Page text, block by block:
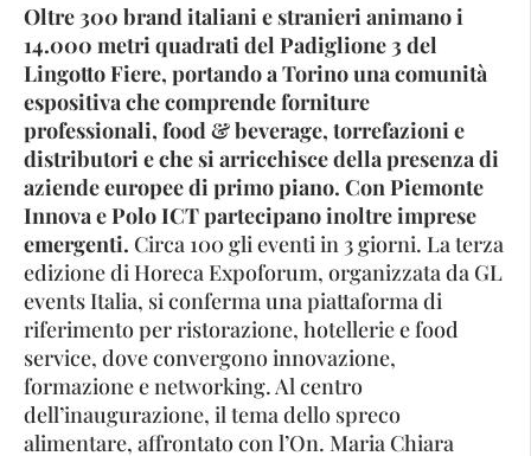
Oltre 300 brand italiani e stranieri animano i
14.000 metri quadrati del Padiglione 3 del
Lingotto Fiere, portando a Torino una comunità
espositiva che comprende forniture
professionali, food & beverage, torrefazioni e
distributori e che si arricchisce della presenza di
aziende europee di primo piano. Con Piemonte
Innova e Polo ICT partecipano inoltre imprese
emergenti. Circa 100 gli eventi in 3 giorni. La terza
edizione di Horeca Expoforum, organizzata da GL
events Italia, si conferma una piattaforma di
riferimento per ristorazione, hotellerie e food
service, dove convergono innovazione,
formazione e networking. Al centro
dell’inaugurazione, il tema dello spreco
alimentare, affrontato con l’On. Maria Chiara